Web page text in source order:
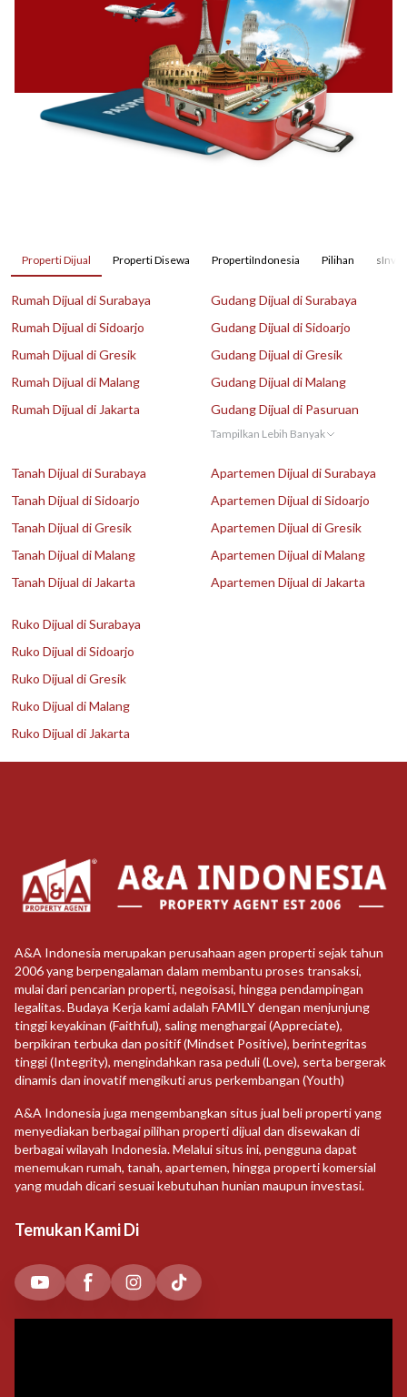
Properti Dijual Properti Disewa PropertiIndonesia Pilihan
Rumah Dijual di Surabaya
Rumah Dijual di Sidoarjo
Rumah Dijual di Gresik
Rumah Dijual di Malang
Rumah Dijual di Jakarta
Gudang Dijual di Surabaya
Gudang Dijual di Sidoarjo
Gudang Dijual di Gresik
Gudang Dijual di Malang
Gudang Dijual di Pasuruan
Tampilkan Lebih Banyak
Tanah Dijual di Surabaya
Tanah Dijual di Sidoarjo
Tanah Dijual di Gresik
Tanah Dijual di Malang
Tanah Dijual di Jakarta
Apartemen Dijual di Surabaya
Apartemen Dijual di Sidoarjo
Apartemen Dijual di Gresik
Apartemen Dijual di Malang
Apartemen Dijual di Jakarta
Ruko Dijual di Surabaya
Ruko Dijual di Sidoarjo
Ruko Dijual di Gresik
Ruko Dijual di Malang
Ruko Dijual di Jakarta
A&A Indonesia merupakan perusahaan agen properti sejak tahun
2006 yang berpengalaman dalam membantu proses transaksi,
mulai dari pencarian properti, negoisasi, hingga pendampingan
legalitas. Budaya Kerja kami adalah FAMILY dengan menjunjung
tinggi keyakinan (Faithful), saling menghargai (Appreciate),
berpikiran terbuka dan positif (Mindset Positive), berintegritas
tinggi (Integrity), mengindahkan rasa peduli (Love), serta bergerak
dinamis dan inovatif mengikuti arus perkembangan (Youth)
A&A Indonesia juga mengembangkan situs jual beli properti yang
menyediakan berbagai pilihan properti dijual dan disewakan di
berbagai wilayah Indonesia. Melalui situs ini, pengguna dapat
menemukan rumah, tanah, apartemen, hingga properti komersial
yang mudah dicari sesuai kebutuhan hunian maupun investasi.
Temukan Kami Di